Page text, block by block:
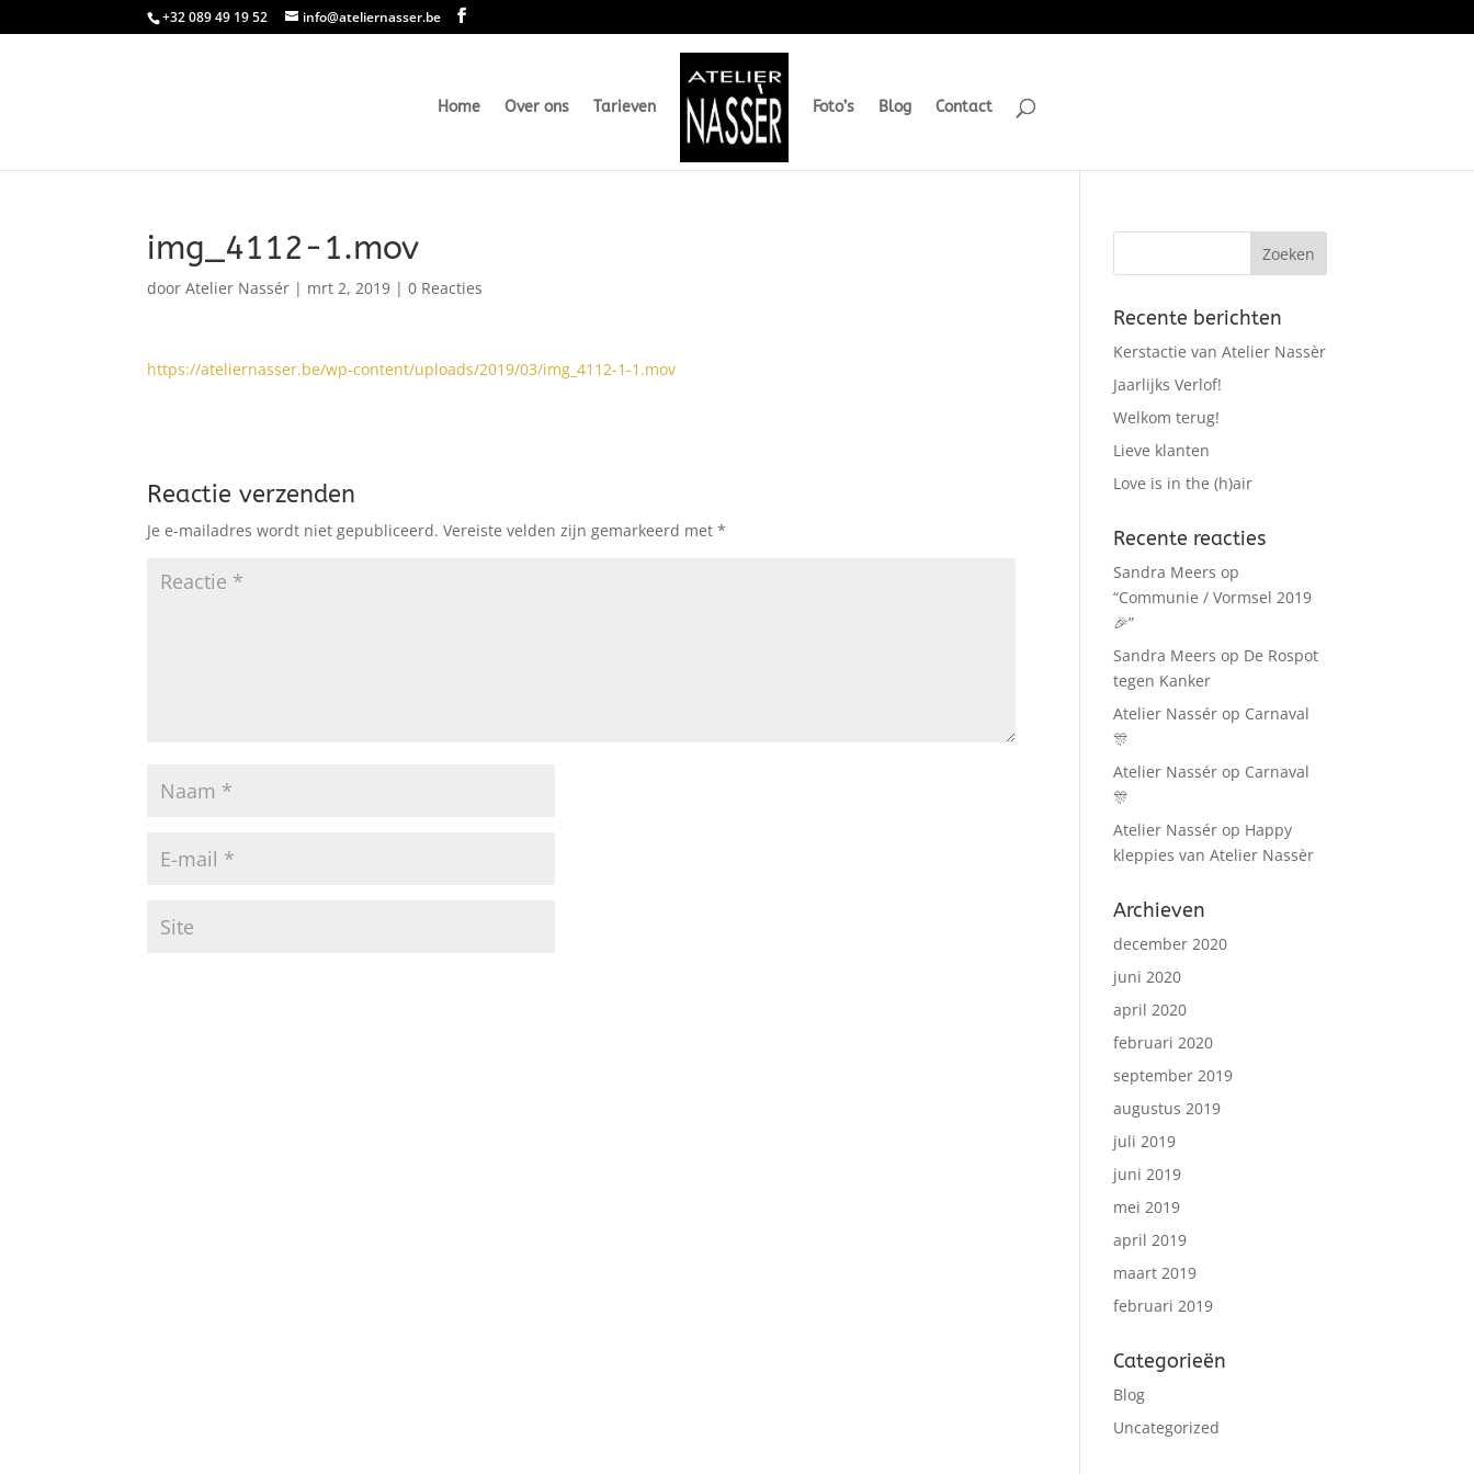
+32 089 49 19 52 info@ateliernasser.be
Home Over ons Tarieven Foto’s Blog Contact
img_4112-1.mov
doorAtelier Nassér | mrt 2, 2019 |0 Reacties
https://ateliernasser.be/wp-content/uploads/2019/03/img_4112-1-1.mov
Reactie verzenden
Je e-mailadres wordt niet gepubliceerd. Vereiste velden zijn gemarkeerd met*
Recente berichten
Kerstactie van Atelier Nassèr
Jaarlijks Verlof!
Welkom terug!
Lieve klanten
Love is in the (h)air
Recente reacties
Sandra Meers op
“Communie / Vormsel 2019
🎉”
Sandra Meers op De Rospot
tegen Kanker
Atelier Nassér op Carnaval
🎊
Atelier Nassér op Carnaval
🎊
Atelier Nassér op Happy
kleppies van Atelier Nassèr
Archieven
december 2020
juni 2020
april 2020
februari 2020
september 2019
augustus 2019
juli 2019
juni 2019
mei 2019
april 2019
maart 2019
februari 2019
Categorieën
Blog
Uncategorized